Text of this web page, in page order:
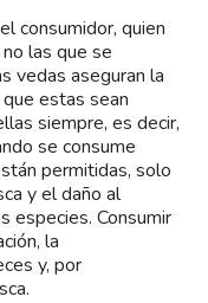
consumidor, quien
las que se
vedas aseguran la
estas sean
siempre, es decir,
se consume
permitidas, solo
y el daño al
especies. Consumir
la
y, por